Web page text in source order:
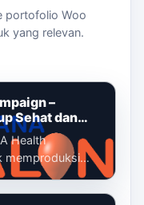
portofolio Woo
yang relevan.
–
Sehat dan
Health
memproduksi
yang menjadi